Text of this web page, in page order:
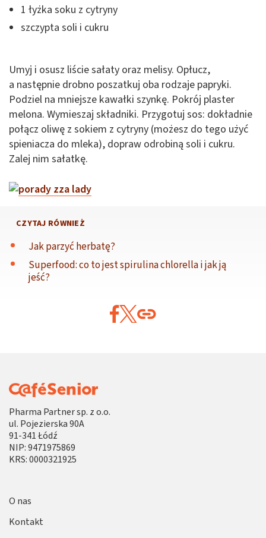
1 łyżka soku z cytryny
szczypta soli i cukru
Umyj i osusz liście sałaty oraz melisy. Opłucz,
a następnie drobno poszatkuj oba rodzaje papryki.
Podziel na mniejsze kawałki szynkę. Pokrój plaster
melona. Wymieszaj składniki. Przygotuj sos: dokładnie
połącz oliwę z sokiem z cytryny (możesz do tego użyć
spieniacza do mleka), dopraw odrobiną soli i cukru.
Zalej nim sałatkę.
CZYTAJ RÓWNIEŻ
Jak parzyć herbatę?
Superfood: co to jest spirulina chlorella i jak ją
jeść?
Pharma Partner sp. z o.o.
ul. Pojezierska 90A
91-341 Łódź
NIP: 9471975869
KRS: 0000321925
O nas
Kontakt